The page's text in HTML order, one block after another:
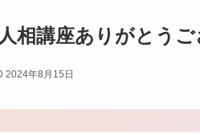
人相講座ありがとうご
2024年8月15日